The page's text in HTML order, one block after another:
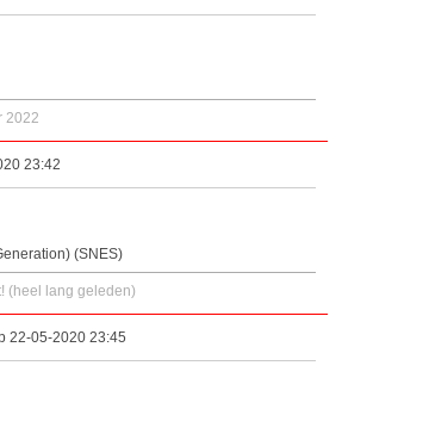
2022
23:42
(SNES)
(heel lang geleden)
22-05-2020 23:45